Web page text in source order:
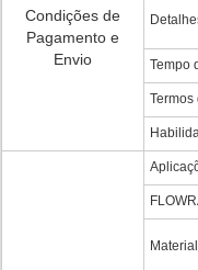
Condições de
Pagamento e
Envio
Tempo
Termos